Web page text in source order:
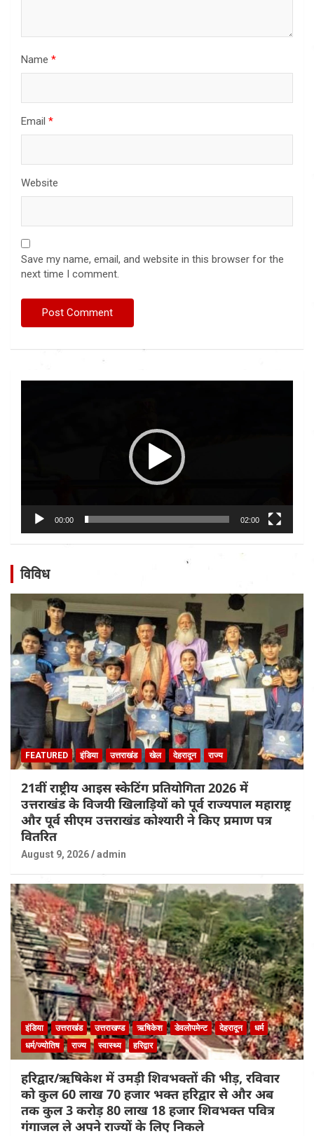
Name *
Email *
Website
Save my name, email, and website in this browser for the
next time I comment.
00:00 02:00
विविध
FEATURED इंडिया उत्तराखंड खेल देहरादून राज्य
21वीं राष्ट्रीय आइस स्केटिंग प्रतियोगिता 2026 में
उत्तराखंड के विजयी खिलाड़ियों को पूर्व राज्यपाल महाराष्ट्र
और पूर्व सीएम उत्तराखंड कोश्यारी ने किए प्रमाण पत्र
वितरित
August 9, 2026 admin
इंडिया उत्तराखंड उत्तराखण्ड ऋषिकेश डेवलोपमेन्ट देहरादून
धर्म
धर्म/ज्योतिष
राज्य स्वास्थ्य हरिद्वार
हरिद्वार/ऋषिकेश में उमड़ी शिवभक्तों की भीड़, रविवार
को कुल 60 लाख 70 हजार भक्त हरिद्वार से और अब
तक कुल 3 करोड़ 80 लाख 18 हजार शिवभक्त पवित्र
गंगाजल ले अपने राज्यों के लिए निकले